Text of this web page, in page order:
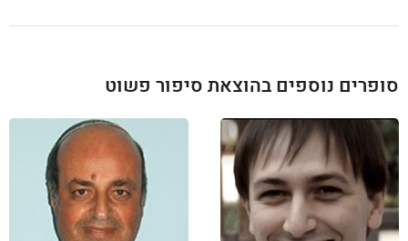
חדש!
סופרים נוספים בהוצאת סיפור פשוט